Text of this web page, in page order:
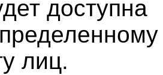
доступна
лиц.